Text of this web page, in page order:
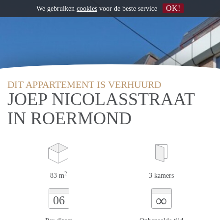
DIT APPARTEMENT IS VERHUURD
JOEP NICOLASSTRAAT
IN ROERMOND
83 m2 3 kamers
06 ∞
We gebruiken cookies voor de beste service OK!